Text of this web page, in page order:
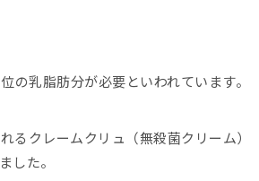
乳脂肪分が必要といわれています。
クレームクリュ（無殺菌クリーム）
した。